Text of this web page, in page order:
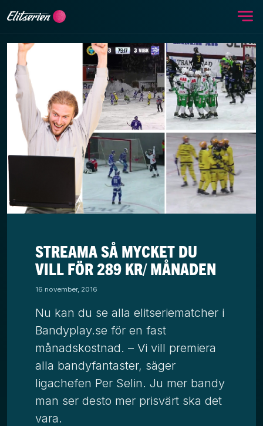
STREAMA SÅ MYCKET DU
VILL FÖR 289 KR/ MÅNADEN
16 november, 2016
Nu kan du se alla elitseriematcher i
Bandyplay.se för en fast
månadskostnad. – Vi vill premiera
alla bandyfantaster, säger
ligachefen Per Selin. Ju mer bandy
man ser desto mer prisvärt ska det
vara.